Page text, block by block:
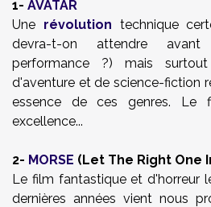
1- AVATAR
Une révolution technique
devra-t-on attendre
performance ?) mais
d'aventure et de science-fiction
essence de ces genres. Le
excellence...
2- MORSE (Let The Right One
Le film fantastique et d'horreur
dernières années vient nous